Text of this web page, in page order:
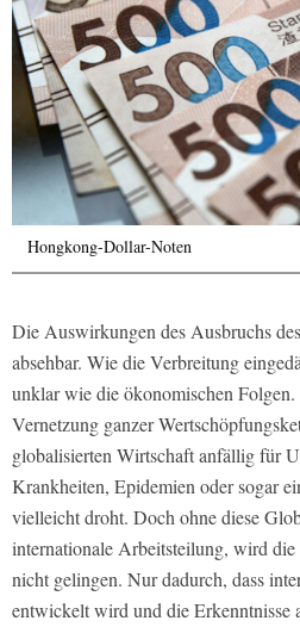
Hongkong-Dollar-Noten
Die Auswirkungen des Ausbruchs
absehbar. Wie die Verbreitung
unklar wie die ökonomischen
Vernetzung ganzer
globalisierten Wirtschaft anfällig für
Krankheiten, Epidemien oder sogar
vielleicht droht. Doch ohne diese
internationale Arbeitsteilung, wird
nicht gelingen. Nur dadurch, dass
entwickelt wird und die Erkenntnisse